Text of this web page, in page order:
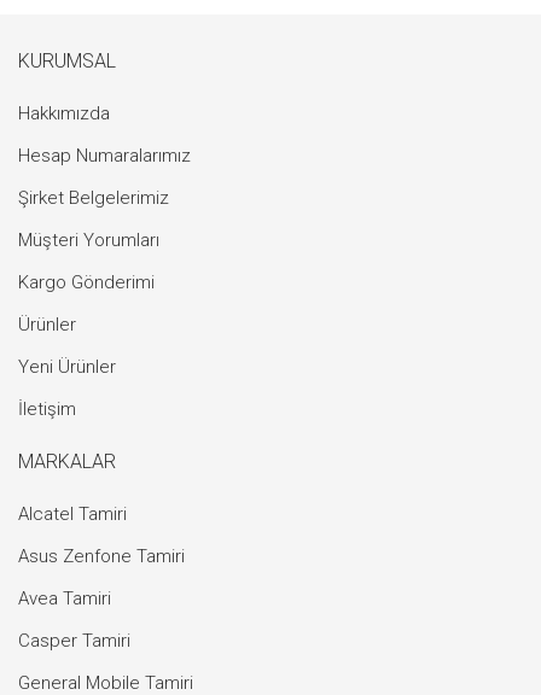
KURUMSAL
Hakkımızda
Hesap Numaralarımız
Şirket Belgelerimiz
Müşteri Yorumları
Kargo Gönderimi
Ürünler
Yeni Ürünler
İletişim
MARKALAR
Alcatel Tamiri
Asus Zenfone Tamiri
Avea Tamiri
Casper Tamiri
General Mobile Tamiri